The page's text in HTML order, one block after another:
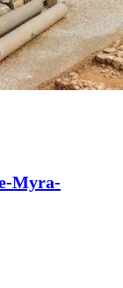
Myra-